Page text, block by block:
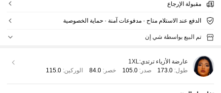
مقبولة الإرجاع
الدفع عند الاستلام متاح · مدفوعات آمنة · حماية الخصوصية
تم البيع بواسطة شي إن
عارضة الأزياء ترتدي: 1XL
طول: 173.0 صدر:105.0 خصر: 84.0 الوركين: 115.0